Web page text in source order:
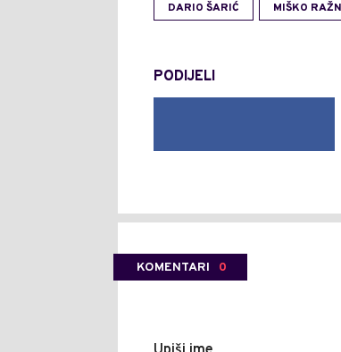
DARIO ŠARIĆ MIŠKO
PODIJELI
KOMENTARI 0